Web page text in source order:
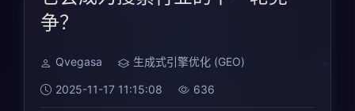
争？
Qvegasa 生成式引擎优化 (GEO)
2025-11-17 11:15:08 636